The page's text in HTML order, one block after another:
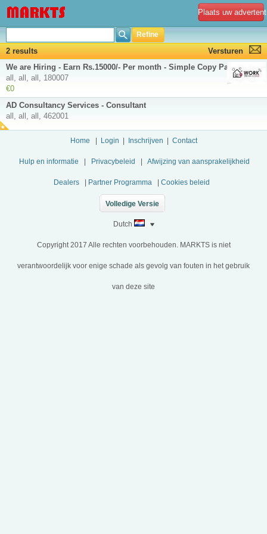
Plaats uw
Refine
2 results
Versturen
We are Hiring - Earn Rs.15000/- Per month - Simple Copy Paste Jobs
all, all, all, 180007
€0
AD Consultancy Services - Consultant
all, all, all, 462001
Home Login Inschrijven Contact
Hulp en informatie Privacybeleid Afwijzing van aansprakelijkheid
Dealers Partner Programma Cookies beleid
Volledige Versie
Dutch
Copyright 2017 Alle rechten voorbehouden. MARKTS is niet
verantwoordelijk voor enige schade als gevolg van fouten in het gebruik
van deze site